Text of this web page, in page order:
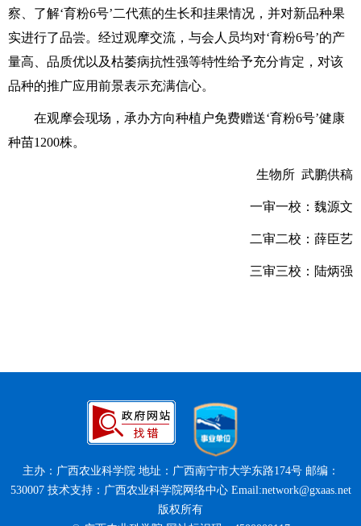
察、了解‘育粉6号’二代蕉的生长和挂果情况，并对新品种果
实进行了品尝。经过观摩交流，与会人员均对‘育粉6号’的产
量高、品质优以及枯萎病抗性强等特性给予充分肯定，对该
品种的推广应用前景表示充满信心。
在观摩会现场，承办方向种植户免费赠送‘育粉6号’健康
种苗1200株。
生物所 武鹏供稿
一审一校：魏源文
二审二校：薛臣艺
三审三校：陆炳强
主办：广西农业科学院 地址：广西南宁市大学东路174号 邮编：
530007 技术支持：广西农业科学院网络中心 Email:network@gxaas.net
版权所有